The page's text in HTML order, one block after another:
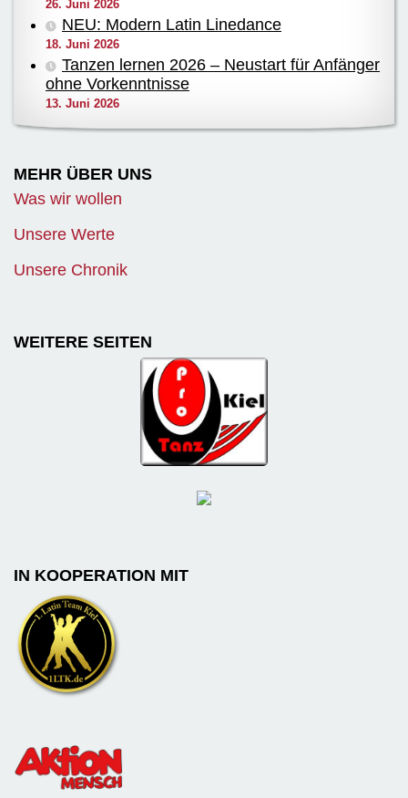
26. Juni 2026
NEU: Modern Latin Linedance
18. Juni 2026
Tanzen lernen 2026 – Neustart für Anfänger
ohne Vorkenntnisse
13. Juni 2026
MEHR ÜBER UNS
Was wir wollen
Unsere Werte
Unsere Chronik
WEITERE SEITEN
IN KOOPERATION MIT